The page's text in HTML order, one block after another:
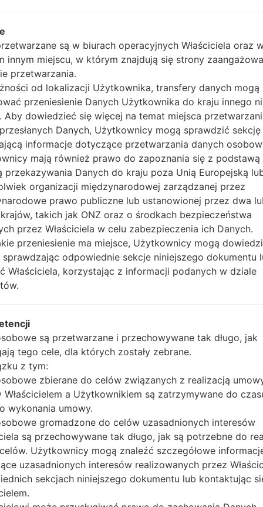
Tizen
2.2.0
2.2.0
Tizen
2.2.0
Tizen
2.2.0
Tizen
2.2.0
Tizen
2.2.0
Tizen
2.2.0
Tizen
Tizen
2.2.0
Tizen
2.2.0
2.2.0
Tizen
2.2.0
Tizen
2.2.0
Tizen
są w biurach operacyjnych Właściciela oraz
innym miejscu, w którym znajdują się strony
przetwarzania.
od lokalizacji Użytkownika, transfery danych mogą
przeniesienie Danych Użytkownika do kraju innego
Aby dowiedzieć się więcej na temat miejsca
Danych, Użytkownicy mogą sprawdzić sekcję
informacje dotyczące przetwarzania danych
mają również prawo do zapoznania się z podstawą
przekazywania Danych do kraju poza Unią Europejską
organizacji międzynarodowej zarządzanej przez
prawo publiczne lub ustanowionej przez dwa
takich jak ONZ oraz o środkach bezpieczeństwa
przez Właściciela w celu zabezpieczenia ich Danych.
przeniesienie ma miejsce, Użytkownicy mogą
sprawdzając odpowiednie sekcje niniejszego dokumentu
Właściciela, korzystając z informacji podanych w dziale
są przetwarzane i przechowywane tak długo, jak
tego cele, dla których zostały zebrane.
z tym:
zbierane do celów związanych z realizacją
Właścicielem a Użytkownikiem są zatrzymywane do
wykonania umowy.
gromadzone do celów uzasadnionych interesów
są przechowywane tak długo, jak są potrzebne do
Użytkownicy mogą znaleźć szczegółowe
uzasadnionych interesów realizowanych przez
sekcjach niniejszego dokumentu lub kontaktując